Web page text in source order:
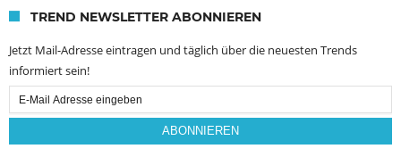
TREND NEWSLETTER ABONNIEREN
Jetzt Mail-Adresse eintragen und täglich über die neuesten Trends
informiert sein!
Email
Subscription
ABONNIEREN